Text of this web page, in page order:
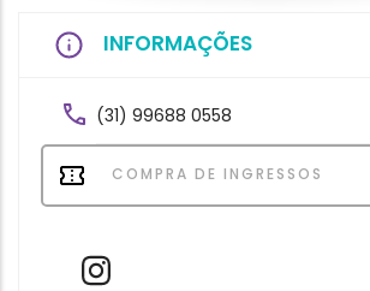
INFORMAÇÕES
(31) 99688 0558
COMPRA DE INGRESSOS